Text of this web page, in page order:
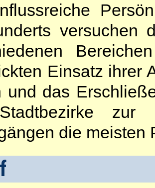
versuchen
Einsatz ihrer
und das
die meisten